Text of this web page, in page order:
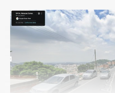
Serviços pagos
dados já existentes
O relatório também